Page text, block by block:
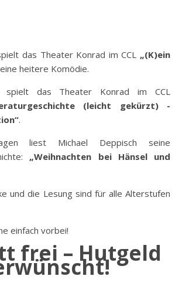
das Theater Konrad im CCL „(K)ein
heitere Komödie.
spielt das Theater Konrad im CCL
(leicht gekürzt) -
.
liest Michael Deppisch seine
„Weihnachten bei Hänsel und
und die Lesung sind für alle Alterstufen
einfach vorbei!
frei – Hutgeld